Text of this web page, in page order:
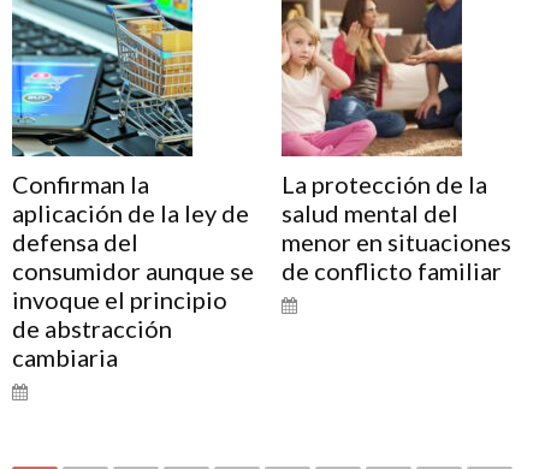
Confirman la
aplicación de la ley de
defensa del
consumidor aunque se
invoque el principio
de abstracción
cambiaria
La protección de la
salud mental del
menor en situaciones
de conflicto familiar